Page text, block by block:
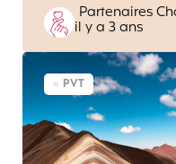
Posted
by
Partenaires
il y a 3 ans
PVT